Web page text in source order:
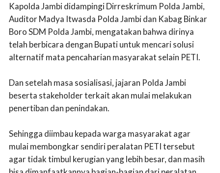
Kapolda Jambi didampingi Dirreskrimum Polda Jambi,
Auditor Madya Itwasda Polda Jambi dan Kabag Binkar
Boro SDM Polda Jambi, mengatakan bahwa dirinya
telah berbicara dengan Bupati untuk mencari solusi
alternatif mata pencaharian masyarakat selain PETI.
Dan setelah masa sosialisasi, jajaran Polda Jambi
beserta stakeholder terkait akan mulai melakukan
penertiban dan penindakan.
Sehingga diimbau kepada warga masyarakat agar
mulai membongkar sendiri peralatan PETI tersebut
agar tidak timbul kerugian yang lebih besar, dan masih